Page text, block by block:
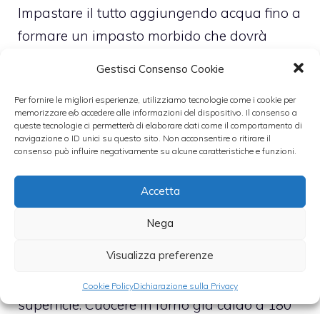
Gestisci Consenso Cookie
Per fornire le migliori esperienze, utilizziamo tecnologie come i cookie per
memorizzare e/o accedere alle informazioni del dispositivo. Il consenso a
queste tecnologie ci permetterà di elaborare dati come il comportamento di
navigazione o ID unici su questo sito. Non acconsentire o ritirare il
consenso può influire negativamente su alcune caratteristiche e funzioni.
Accetta
Nega
Visualizza preferenze
Cookie PolicyDichiarazione sulla Privacy
Impastare il tutto aggiungendo acqua fino a
formare un impasto morbido che dovrà
con la luce accesa).
Nel frattempo tagliare a dadini i formaggi e i
sarà lievitato impastando nuovamente il
Trasferire l’impasto in uno stampo da
colomba e disporre i pistacchi sulla
superficie. Cuocere in forno già caldo a 180